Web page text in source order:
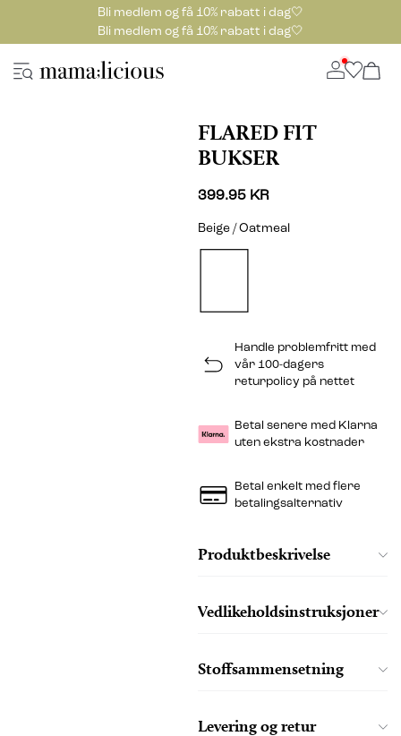
Bli medlem og få 10% rabatt i dag🤍
Bli medlem og få 10% rabatt i dag🤍
FLARED FIT
BUKSER
399.95 KR
Beige / Oatmeal
Handle problemfritt med
vår 100-dagers
returpolicy på nettet
Betal senere med Klarna
uten ekstra kostnader
Betal enkelt med flere
betalingsalternativ
Produktbeskrivelse
Vedlikeholdsinstruksjoner
Stoffsammensetning
Levering og retur